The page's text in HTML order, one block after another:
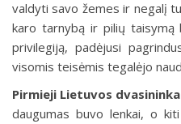
valdyti savo žemes ir negalį
karo tarnybą ir pilių
privilegiją, padėjusi
visomis teisėmis tegalėjo
Pirmieji Lietuvos
daugumas buvo lenkai, o